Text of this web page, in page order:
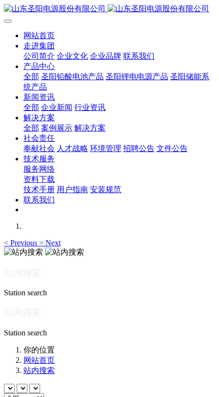
网站首页
走进集团
公司简介 企业文化 企业品牌 联系我们
产品中心
全部 圣阳铅酸电池产品 圣阳锂电电源产品 圣阳储能系
统产品
新闻资讯
全部 企业新闻 行业资讯
解决方案
全部 案例展示 解决方案
社会责任
奉献社会 人才战略 环境管理 招聘公告 文件公告
技术服务
服务网络
资料下载
技术手册 用户指南 安装规范
联系我们
< Previous > Next
Station search
Station search
你的位置
网站首页
站内搜索